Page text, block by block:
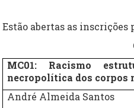
Estão abertas as inscrições
MC01: Racismo
necropolítica dos corpos
André Almeida Santos